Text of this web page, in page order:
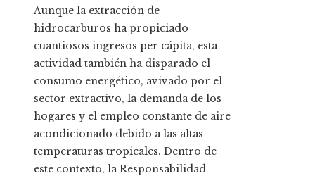
Aunque la extracción de
hidrocarburos ha propiciado
cuantiosos ingresos per cápita, esta
actividad también ha disparado el
consumo energético, avivado por el
sector extractivo, la demanda de los
hogares y el empleo constante de aire
acondicionado debido a las altas
temperaturas tropicales. Dentro de
este contexto, la Responsabilidad